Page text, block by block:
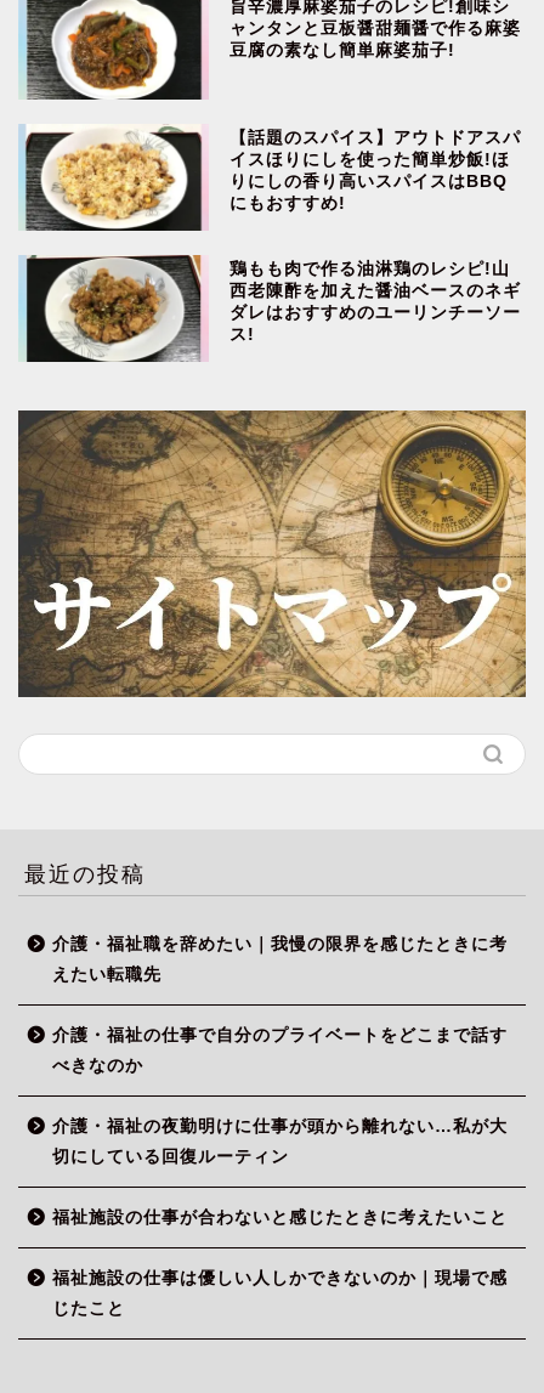
旨辛濃厚麻婆茄子のレシピ!創味シ
ャンタンと豆板醤甜麺醤で作る麻婆
豆腐の素なし簡単麻婆茄子!
【話題のスパイス】アウトドアスパ
イスほりにしを使った簡単炒飯!ほ
りにしの香り高いスパイスはBBQ
にもおすすめ!
鶏もも肉で作る油淋鶏のレシピ!山
西老陳酢を加えた醤油ベースのネギ
ダレはおすすめのユーリンチーソー
ス!
最近の投稿
介護・福祉職を辞めたい｜我慢の限界を感じたときに考
えたい転職先
介護・福祉の仕事で自分のプライベートをどこまで話す
べきなのか
介護・福祉の夜勤明けに仕事が頭から離れない…私が大
切にしている回復ルーティン
福祉施設の仕事が合わないと感じたときに考えたいこと
福祉施設の仕事は優しい人しかできないのか｜現場で感
じたこと